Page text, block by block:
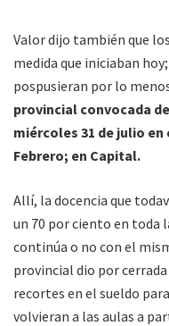
Valor dijo también que
medida que iniciaban
pospusieran por lo
provincial convocada
miércoles 31 de julio en
Febrero; en Capital.
Allí, la docencia que
un 70 por ciento en toda
continúa o no con el
provincial dio por
recortes en el sueldo
volvieran a las aulas a